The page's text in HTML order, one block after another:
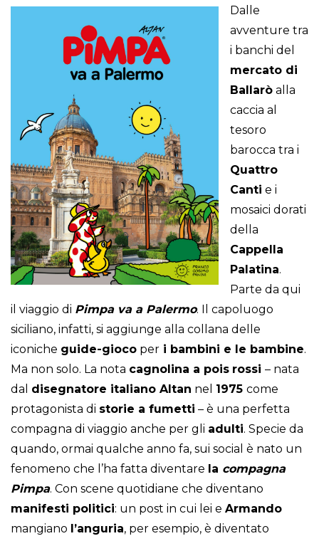
Dalle
avventure tra
i banchi del
mercato di
Ballarò alla
caccia al
tesoro
barocca tra i
Quattro
Canti e i
mosaici dorati
della
Cappella
Palatina.
Parte da qui
il viaggio di Pimpa va a Palermo. Il capoluogo
siciliano, infatti, si aggiunge alla collana delle
iconiche guide-gioco per i bambini e le bambine.
Ma non solo. La nota cagnolina a pois rossi – nata
dal disegnatore italiano Altan nel 1975 come
protagonista di storie a fumetti – è una perfetta
compagna di viaggio anche per gli adulti. Specie da
quando, ormai qualche anno fa, sui social è nato un
fenomeno che l’ha fatta diventare la compagna
Pimpa. Con scene quotidiane che diventano
manifesti politici: un post in cui lei e Armando
mangiano l’anguria, per esempio, è diventato